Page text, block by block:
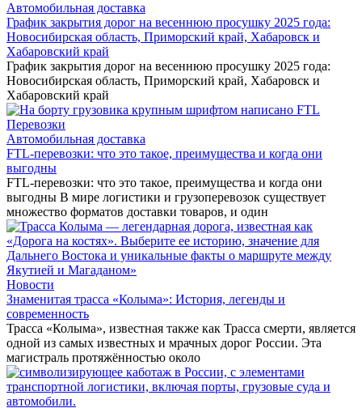
Автомобильная доставка
График закрытия дорог на весеннюю просушку 2025 года:
Новосибирская область, Приморский край, Хабаровск и
Хабаровский край
График закрытия дорог на весеннюю просушку 2025 года:
Новосибирская область, Приморский край, Хабаровск и
Хабаровский край
Автомобильная доставка
FTL-перевозки: что это такое, преимущества и когда они
выгодны
FTL-перевозки: что это такое, преимущества и когда они
выгодны В мире логистики и грузоперевозок существует
множество форматов доставки товаров, и один
Новости
Знаменитая трасса «Колыма»: История, легенды и
современность
Трасса «Колыма», известная также как Трасса смерти, является
одной из самых известных и мрачных дорог России. Эта
магистраль протяжённостью около